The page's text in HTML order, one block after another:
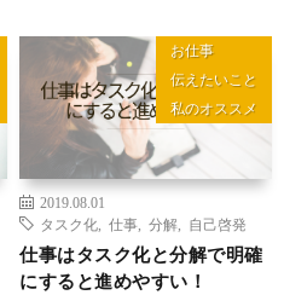
お仕事
伝えたいこと
私のオススメ
2019.08.01
タスク化
仕事 分解 自己啓発
仕事はタスク化と分解で明確
にすると進めやすい！